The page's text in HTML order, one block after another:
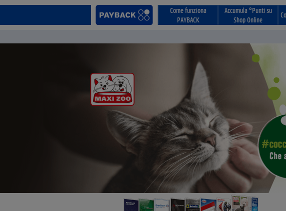
Come funziona
PAYBACK
Accumula °Punti su
Shop Online